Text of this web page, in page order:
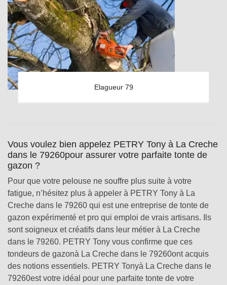
Elagueur 79
Vous voulez bien appelez PETRY Tony à La Creche
dans le 79260pour assurer votre parfaite tonte de
gazon ?
Pour que votre pelouse ne souffre plus suite à votre
fatigue, n’hésitez plus à appeler à PETRY Tony à La
Creche dans le 79260 qui est une entreprise de tonte de
gazon expérimenté et pro qui emploi de vrais artisans. Ils
sont soigneux et créatifs dans leur métier à La Creche
dans le 79260. PETRY Tony vous confirme que ces
tondeurs de gazonà La Creche dans le 79260ont acquis
des notions essentiels. PETRY Tonyà La Creche dans le
79260est votre idéal pour une parfaite tonte de votre